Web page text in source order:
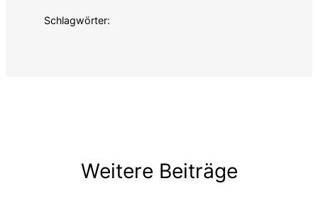
Schlagwörter:
Weitere Beiträge